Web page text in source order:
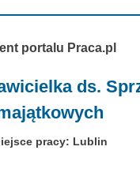
portalu Praca.pl
ds.
pracy: Lublin